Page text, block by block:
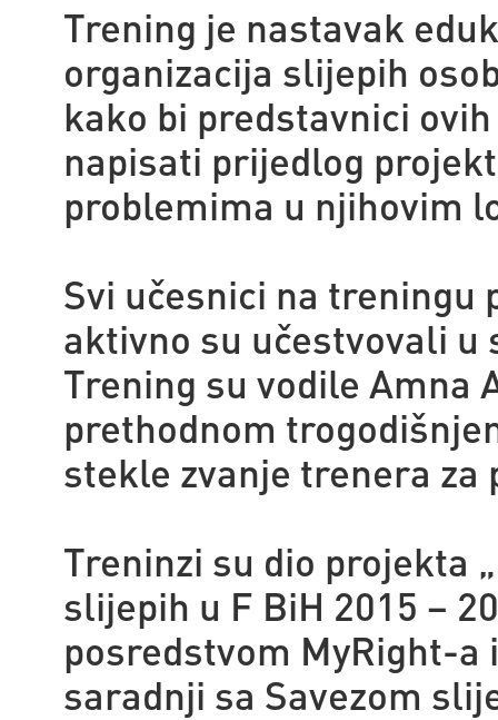
Trening je nastavak
organizacija slijepih
kako bi predstavnici
napisati prijedlog
problemima u njihovim
Svi učesnici na treningu
aktivno su učestvovali
Trening su vodile Amna
prethodnom
stekle zvanje trenera za
Treninzi su dio projekta
slijepih u F BiH 2015 –
posredstvom MyRight-a
saradnji sa Savezom